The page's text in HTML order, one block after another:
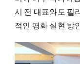
시 전 대표와도 필
적인 평화 실현 방